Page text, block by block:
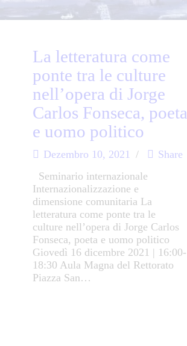
La letteratura come
ponte tra le culture
nell’opera di Jorge
Carlos Fonseca, poeta
e uomo politico
Dezembro 10, 2021
Share
Seminario internazionale
Internazionalizzazione e
dimensione comunitaria La
letteratura come ponte tra le
culture nell’opera di Jorge Carlos
Fonseca, poeta e uomo politico
Giovedì 16 dicembre 2021 | 16:00-
18:30 Aula Magna del Rettorato
Piazza San…